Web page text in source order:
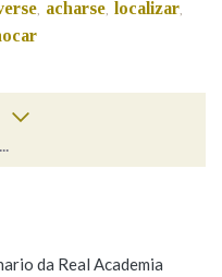
, acharse, localizar,
da Real Academia